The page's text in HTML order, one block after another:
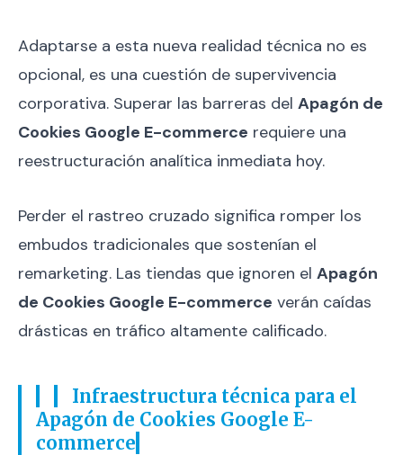
Adaptarse a esta nueva realidad técnica no es
opcional, es una cuestión de supervivencia
corporativa. Superar las barreras del Apagón de
Cookies Google E-commerce requiere una
reestructuración analítica inmediata hoy.
Perder el rastreo cruzado significa romper los
embudos tradicionales que sostenían el
remarketing. Las tiendas que ignoren el Apagón
de Cookies Google E-commerce verán caídas
drásticas en tráfico altamente calificado.
Infraestructura técnica para el
Apagón de Cookies Google E-
commerce